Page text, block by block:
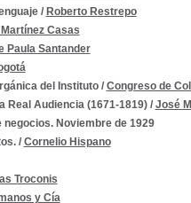
/ Roberto Restrepo
Casas
Paula Santander
del Instituto/ Congreso de
Real Audiencia (1671-1819)/ José
Noviembre de 1929
/ Cornelio Hispano
Troconis
y Cía